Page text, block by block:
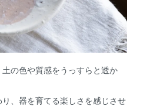
の色や質感をうっすらと透か
、器を育てる楽しさを感じさせ